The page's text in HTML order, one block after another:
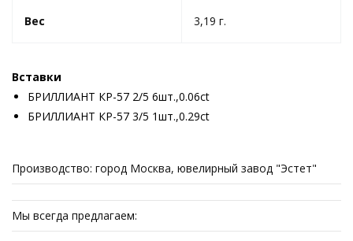
Вес 3,19 г.
Вставки
БРИЛЛИАНТ КР-57 2/5 6шт.,0.06ct
БРИЛЛИАНТ КР-57 3/5 1шт.,0.29ct
Производство: город Москва, ювелирный завод "Эстет"
Мы всегда предлагаем: